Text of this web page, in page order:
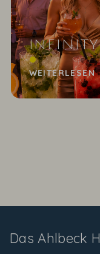
Wir feiern den
Beats
WEITERLESEN
Das Ahlbeck